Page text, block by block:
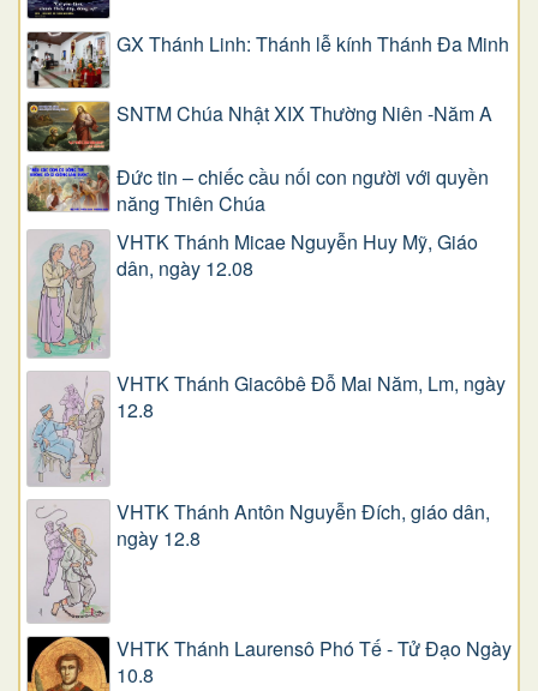
GX Thánh Linh: Thánh lễ kính Thánh Đa Minh
SNTM Chúa Nhật XIX Thường Niên -Năm A
Đức tin – chiếc cầu nối con người với quyền
năng Thiên Chúa
VHTK Thánh Micae Nguyễn Huy Mỹ, Giáo
dân, ngày 12.08
VHTK Thánh Giacôbê Ðỗ Mai Năm, Lm, ngày
12.8
VHTK Thánh Antôn Nguyễn Ðích, giáo dân,
ngày 12.8
VHTK Thánh Laurensô Phó Tế - Tử Đạo Ngày
10.8